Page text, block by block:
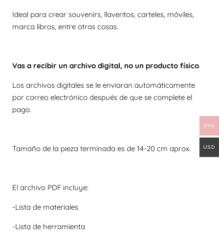
Ideal para crear souvenirs, llaveritos, carteles, móviles,
marca libros, entre otras cosas.
Vas a recibir un archivo digital, no un producto físico.
Los archivos digitales se le enviaran automáticamente
por correo electrónico después de que se complete el
pago.
Tamaño de la pieza terminada es de 14-20 cm aprox.
El archivo PDF incluye:
-Lista de materiales
-Lista de herramienta
UYU
USD